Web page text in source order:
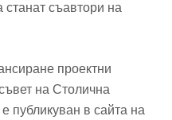
съавтори на
проектни
на Столична
е публикуван в сайта на